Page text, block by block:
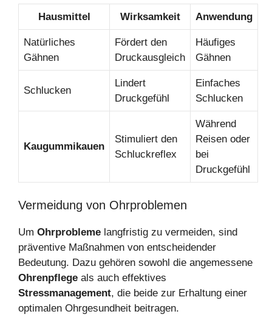
Hausmittel Wirksamkeit Anwendung
Natürliches
Gähnen
Fördert den
Druckausgleich
Häufiges
Gähnen
Schlucken
Lindert
Druckgefühl
Einfaches
Schlucken
Kaugummikauen
Stimuliert den
Schluckreflex
Während
Reisen oder
bei
Druckgefühl
Vermeidung von Ohrproblemen
Um Ohrprobleme langfristig zu vermeiden, sind
präventive Maßnahmen von entscheidender
Bedeutung. Dazu gehören sowohl die angemessene
Ohrenpflege als auch effektives
Stressmanagement, die beide zur Erhaltung einer
optimalen Ohrgesundheit beitragen.